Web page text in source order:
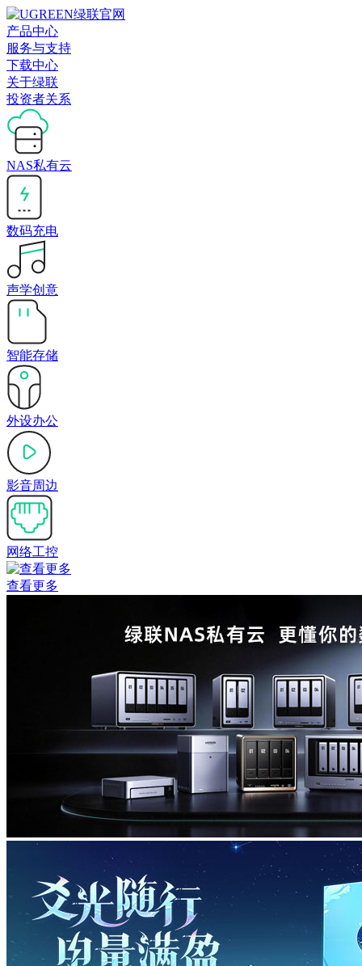
产品中心
服务与支持
下载中心
关于绿联
投资者关系
NAS私有云
数码充电
声学创意
智能存储
外设办公
影音周边
网络工控
查看更多